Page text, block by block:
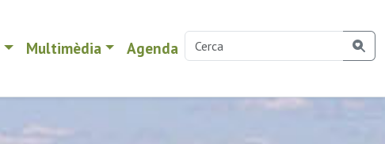
Multimèdia Agenda